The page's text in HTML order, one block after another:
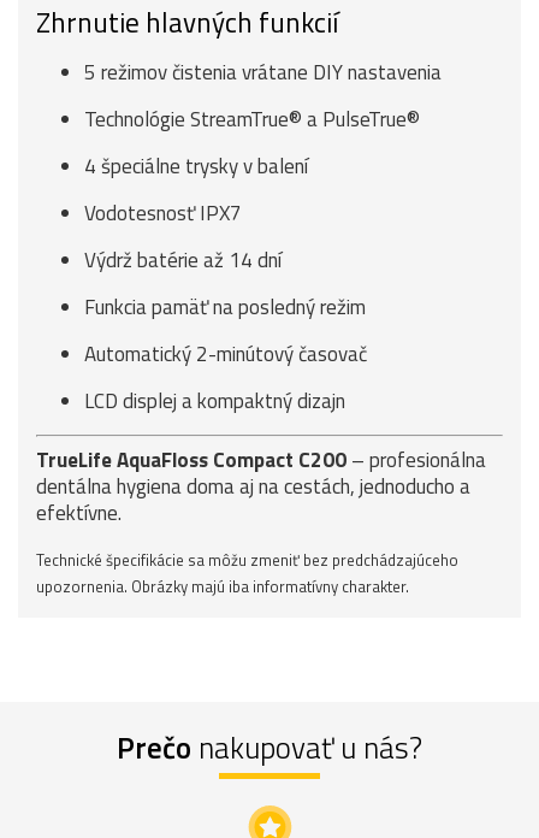
Zhrnutie hlavných funkcií
5 režimov čistenia vrátane DIY nastavenia
Technológie StreamTrue® a PulseTrue®
4 špeciálne trysky v balení
Vodotesnosť IPX7
Výdrž batérie až 14 dní
Funkcia pamäť na posledný režim
Automatický 2-minútový časovač
LCD displej a kompaktný dizajn
TrueLife AquaFloss Compact C200– profesionálna
dentálna hygiena doma aj na cestách, jednoducho a
efektívne.
Technické špecifikácie sa môžu zmeniť bez predchádzajúceho
upozornenia. Obrázky majú iba informatívny charakter.
Prečo nakupovať u nás?